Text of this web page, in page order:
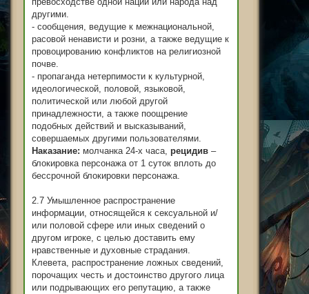
другими.
- сообщения, ведущие к межнациональной,
расовой ненависти и розни, а также ведущие к
провоцированию конфликтов на религиозной
почве.
- пропаганда нетерпимости к культурной,
идеологической, половой, языковой,
политической или любой другой
принадлежности, а также поощрение
подобных действий и высказываний,
совершаемых другими пользователями.
Наказание: молчанка 24-х часа, рецидив –
блокировка персонажа от 1 суток вплоть до
бессрочной блокировки персонажа.
2.7 Умышленное распространение
информации, относящейся к сексуальной и/
или половой сфере или иных сведений о
другом игроке, с целью доставить ему
нравственные и духовные страдания.
Клевета, распространение ложных сведений,
порочащих честь и достоинство другого лица
или подрывающих его репутацию, а также